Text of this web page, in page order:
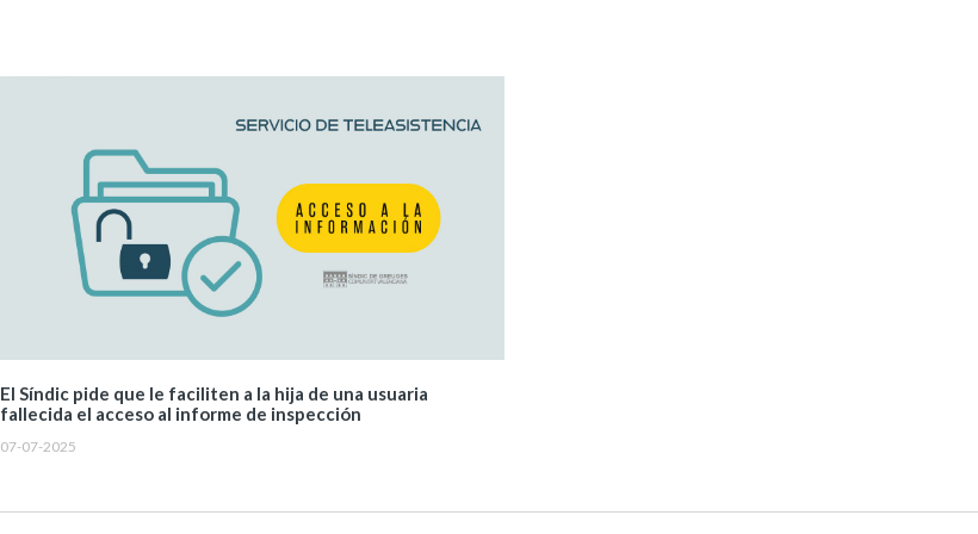
El Síndic pide que le faciliten a la hija de una usuaria
fallecida el acceso al informe de inspección
07-07-2025